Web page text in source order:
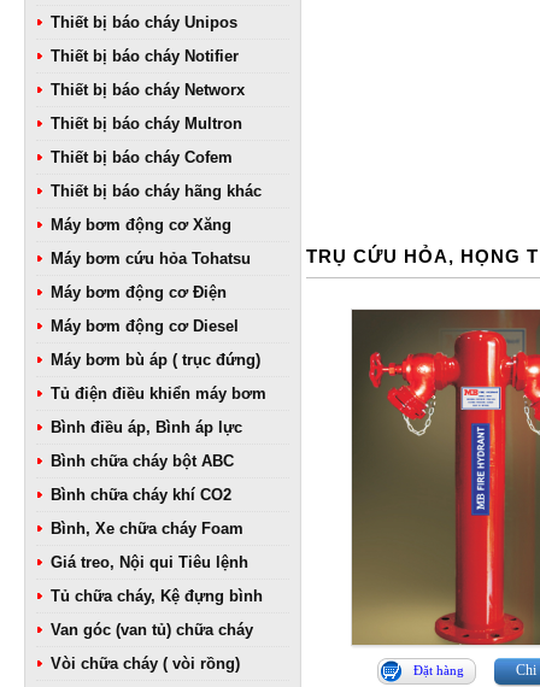
Thiết bị báo cháy Unipos
Thiết bị báo cháy Notifier
Thiết bị báo cháy Networx
Thiết bị báo cháy Multron
Thiết bị báo cháy Cofem
Thiết bị báo cháy hãng khác
Máy bơm động cơ Xăng
Máy bơm cứu hỏa Tohatsu
Máy bơm động cơ Điện
Máy bơm động cơ Diesel
Máy bơm bù áp ( trục đứng)
Tủ điện điều khiển máy bơm
Bình điều áp, Bình áp lực
Bình chữa cháy bột ABC
Bình chữa cháy khí CO2
Bình, Xe chữa cháy Foam
Giá treo, Nội qui Tiêu lệnh
Tủ chữa cháy, Kệ đựng bình
Van góc (van tủ) chữa cháy
Vòi chữa cháy ( vòi rồng)
TRỤ CỨU HỎA, HỌNG
Đặt hàng Chi